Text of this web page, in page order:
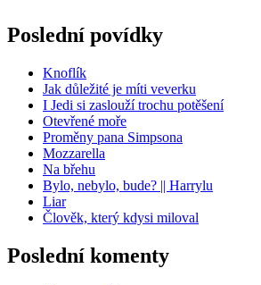
Poslední povídky
Knoflík
Jak důležité je míti veverku
I Jedi si zaslouží trochu potěšení
Otevřené moře
Proměny pana Simpsona
Mozzarella
Na břehu
Bylo, nebylo, bude? || Harrylu
Liar
Člověk, který kdysi miloval
Poslední komenty